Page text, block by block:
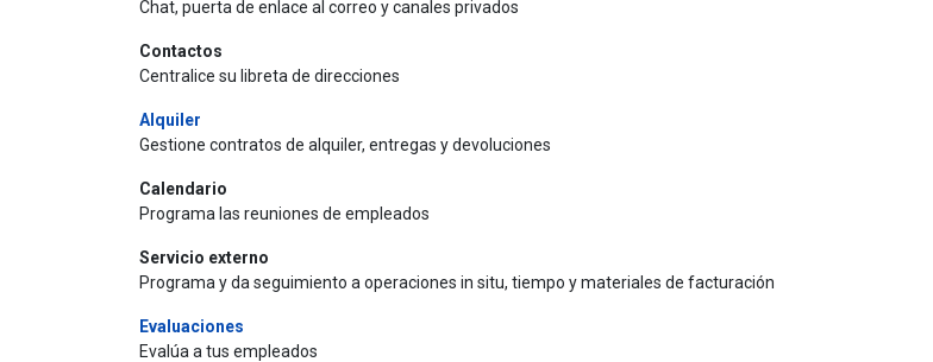
Chat, puerta de enlace al correo y canales privados
Contactos
Centralice su libreta de direcciones
Alquiler
Gestione contratos de alquiler, entregas y devoluciones
Calendario
Programa las reuniones de empleados
Servicio externo
Programa y da seguimiento a operaciones in situ, tiempo y materiales de facturación
Evaluaciones
Evalúa a tus empleados